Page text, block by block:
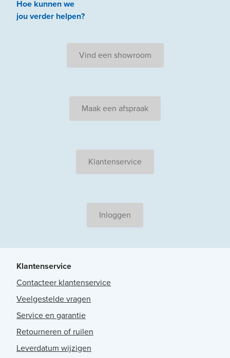
Hoe kunnen we
jouverder helpen?
Vind een showroom
Maak een afspraak
Klantenservice
Inloggen
Klantenservice
Contacteer klantenservice
Veelgestelde vragen
Service en garantie
Retourneren of ruilen
Leverdatum wijzigen